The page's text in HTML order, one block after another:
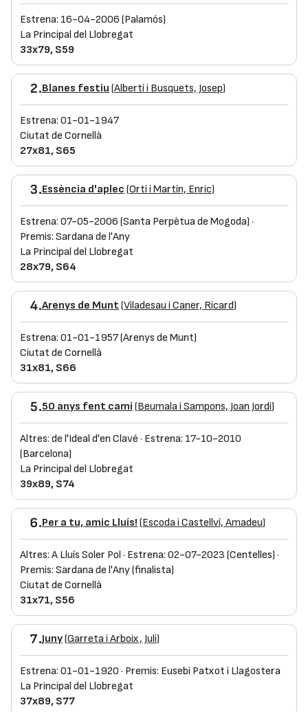
Estrena: 16-04-2006 (Palamós)
La Principal del Llobregat
33x79, S59
2.Blanes festiu (Albertí i Busquets, Josep)
Estrena: 01-01-1947
Ciutat de Cornellà
27x81, S65
3.Essència d'aplec (Ortí i Martín, Enric)
Estrena: 07-05-2006 (Santa Perpètua de Mogoda) ·
Premis: Sardana de l'Any
La Principal del Llobregat
28x79, S64
4.Arenys de Munt (Viladesau i Caner, Ricard)
Estrena: 01-01-1957 (Arenys de Munt)
Ciutat de Cornellà
31x81, S66
5.50 anys fent camí(Beumala i Sampons, Joan Jordi)
Altres: de l'Ideal d'en Clavé · Estrena: 17-10-2010
(Barcelona)
La Principal del Llobregat
39x89, S74
6.Per a tu, amic Lluís! (Escoda i Castellví, Amadeu)
Altres: A Lluís Soler Pol · Estrena: 02-07-2023 (Centelles) ·
Premis: Sardana de l'Any (finalista)
Ciutat de Cornellà
31x71, S56
7.Juny(Garreta i Arboix, Juli)
Estrena: 01-01-1920 · Premis: Eusebi Patxot i Llagostera
La Principal del Llobregat
37x89, S77